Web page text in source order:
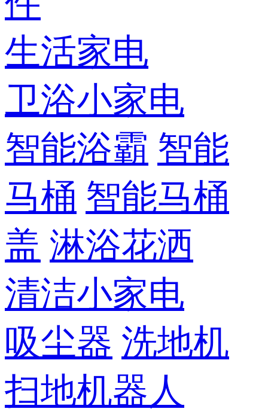
生活家电
卫浴小家电
智能浴霸 智能
马桶 智能马桶
盖 淋浴花洒
清洁小家电
吸尘器 洗地机
扫地机器人